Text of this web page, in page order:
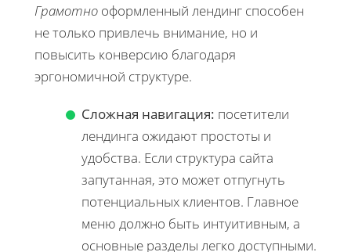
Грамотно оформленный лендинг способен
не только привлечь внимание, но и
повысить конверсию благодаря
эргономичной структуре.
Сложная навигация: посетители
лендинга ожидают простоты и
удобства. Если структура сайта
запутанная, это может отпугнуть
потенциальных клиентов. Главное
меню должно быть интуитивным, а
основные разделы легко доступными.